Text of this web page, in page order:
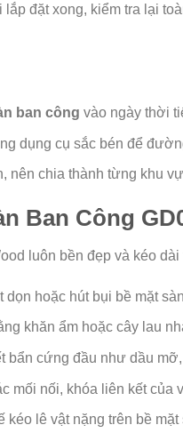
lắp đặt xong, kiểm tra lại
ban công vào ngày thời
dụng cụ sắc bén để
nên chia thành từng khu
Ban Công
luôn bền đẹp và kéo
dọn hoặc hút bụi bề mặt
khăn ẩm hoặc cây lau
bẩn cứng đầu như dầu
mối nối, khóa liên kết của
kéo lê vật nặng trên bề